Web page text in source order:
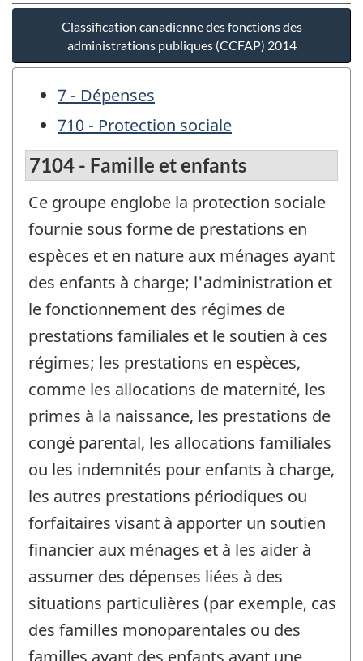
Classification canadienne des fonctions des
administrations publiques (CCFAP) 2014
7 - Dépenses
710 - Protection sociale
7104 - Famille et enfants
Ce groupe englobe la protection sociale
fournie sous forme de prestations en
espèces et en nature aux ménages ayant
des enfants à charge; l'administration et
le fonctionnement des régimes de
prestations familiales et le soutien à ces
régimes; les prestations en espèces,
comme les allocations de maternité, les
primes à la naissance, les prestations de
congé parental, les allocations familiales
ou les indemnités pour enfants à charge,
les autres prestations périodiques ou
forfaitaires visant à apporter un soutien
financier aux ménages et à les aider à
assumer des dépenses liées à des
situations particulières (par exemple, cas
des familles monoparentales ou des
familles ayant des enfants ayant une